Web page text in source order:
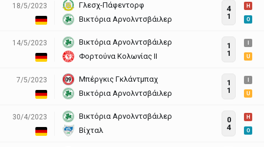
18/5/2023
Γλεσχ-Πάφεντορφ
Βικτόρια Αρνολντσβάιλερ
4
1
H
O
14/5/2023
Βικτόρια Αρνολντσβάιλερ
Φορτούνα Κολωνίας II
1
1
U
7/5/2023
Μπέργκις Γκλάντμπαχ
Βικτόρια Αρνολντσβάιλερ
1
1
U
30/4/2023
Βικτόρια Αρνολντσβάιλερ
Βίχταλ
0
4
H
O